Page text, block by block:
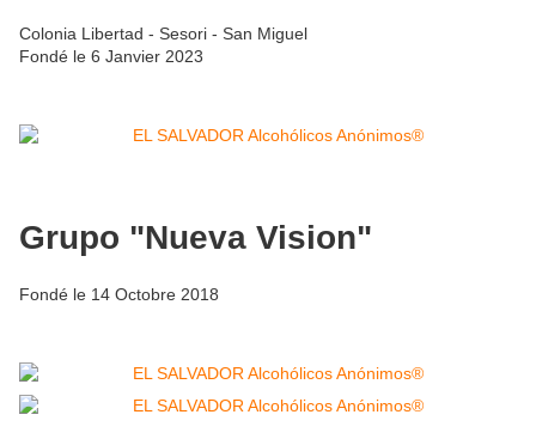
Colonia Libertad - Sesori - San Miguel
Fondé le 6 Janvier 2023
Grupo "Nueva Vision"
Fondé le 14 Octobre 2018